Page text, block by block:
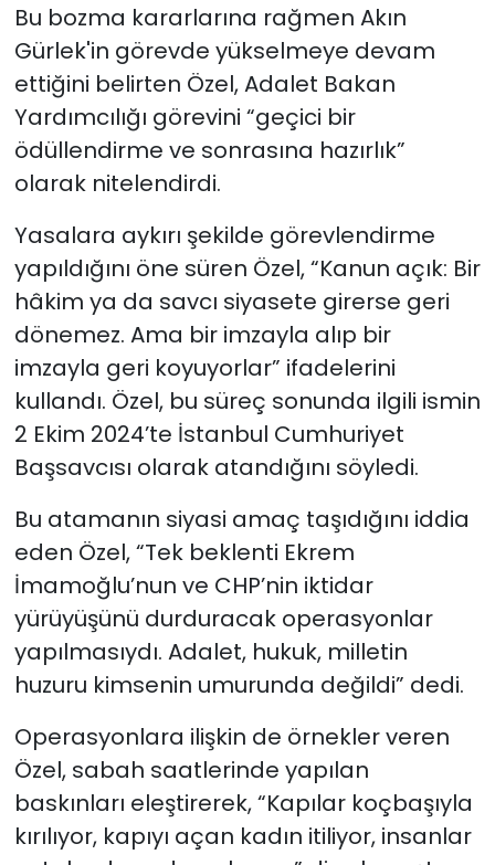
Bu bozma kararlarına rağmen Akın
Gürlek'in görevde yükselmeye devam
ettiğini belirten Özel, Adalet Bakan
Yardımcılığı görevini “geçici bir
ödüllendirme ve sonrasına hazırlık”
olarak nitelendirdi.
Yasalara aykırı şekilde görevlendirme
yapıldığını öne süren Özel, “Kanun açık: Bir
hâkim ya da savcı siyasete girerse geri
dönemez. Ama bir imzayla alıp bir
imzayla geri koyuyorlar” ifadelerini
kullandı. Özel, bu süreç sonunda ilgili ismin
2 Ekim 2024’te İstanbul Cumhuriyet
Başsavcısı olarak atandığını söyledi.
Bu atamanın siyasi amaç taşıdığını iddia
eden Özel, “Tek beklenti Ekrem
İmamoğlu’nun ve CHP’nin iktidar
yürüyüşünü durduracak operasyonlar
yapılmasıydı. Adalet, hukuk, milletin
huzuru kimsenin umurunda değildi” dedi.
Operasyonlara ilişkin de örnekler veren
Özel, sabah saatlerinde yapılan
baskınları eleştirerek, “Kapılar koçbaşıyla
kırılıyor, kapıyı açan kadın itiliyor, insanlar